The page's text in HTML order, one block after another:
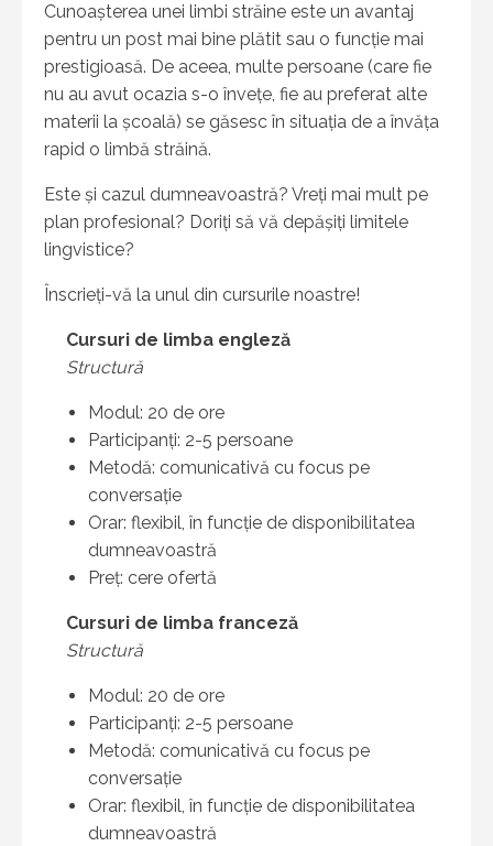
Cunoașterea unei limbi străine este un avantaj
pentru un post mai bine plătit sau o funcție mai
prestigioasă. De aceea, multe persoane (care fie
nu au avut ocazia s-o învețe, fie au preferat alte
materii la școală) se găsesc în situația de a învăța
rapid o limbă străină.
Este și cazul dumneavoastră? Vreți mai mult pe
plan profesional? Doriți să vă depășiți limitele
lingvistice?
Înscrieți-vă la unul din cursurile noastre!
Cursuri de limba engleză
Structură
Modul: 20 de ore
Participanți: 2-5 persoane
Metodă: comunicativă cu focus pe
conversație
Orar: flexibil, în funcție de disponibilitatea
dumneavoastră
Preț: cere ofertă
Cursuri de limba franceză
Structură
Modul: 20 de ore
Participanți: 2-5 persoane
Metodă: comunicativă cu focus pe
conversație
Orar: flexibil, în funcție de disponibilitatea
dumneavoastră